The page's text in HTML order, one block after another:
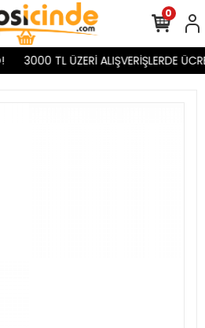
3000 TL ÜZERİ ALIŞVERİŞLERDE
0